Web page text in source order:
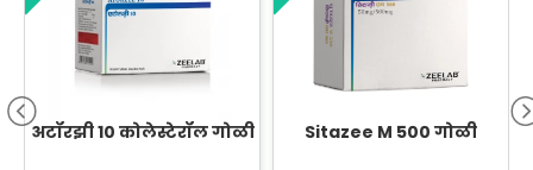
अटॉरझी 10 कोलेस्टेरॉल गोळी Sitazee M 500 गोळी